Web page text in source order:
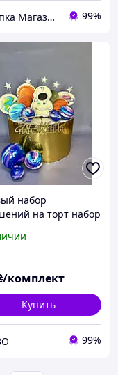
Посипка Магазин декору тортиків 99%
набор
на торт набор
комплект
Купить
99%